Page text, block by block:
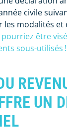
civile
les modalités et
pourriez être
sous-utilisés !
UN